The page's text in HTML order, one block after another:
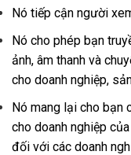
Nó tiếp cận người
Nó cho phép bạn
ảnh, âm thanh và
cho doanh nghiệp,
Nó mang lại cho bạn
cho doanh nghiệp
đối với các doanh